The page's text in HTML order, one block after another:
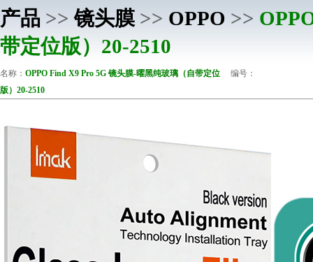
产品 >>镜头膜 >> OPPO >>
带定位版）20-2510
名称： OPPO Find X9 Pro 5G 镜头膜-曜黑纯玻璃（自带定位
版）20-2510
编号：